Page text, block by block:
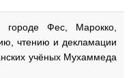
Фес, Марокко,
чтению и декламации
учёных Мухаммеда